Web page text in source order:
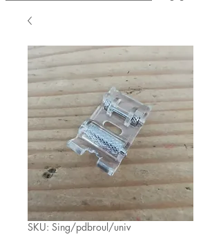
SKU: Sing/pdbroul/univ